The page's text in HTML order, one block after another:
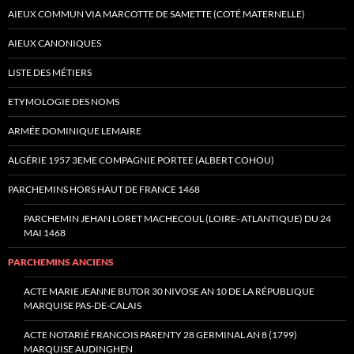
AIEUX COMMUN VIA MARCOTTE DE SAMETTE (COTÉ MATERNELLE)
AIEUX CANONIQUES
LISTE DES MÉTIERS
ETYMOLOGIE DES NOMS
ARMÉE DOMINIQUE LEMAIRE
ALGÉRIE 1957 3EME COMPAGNIE PORTEE (ALBERT COHOU)
PARCHEMINS HORS HAUT DE FRANCE 1468
PARCHEMIN JEHAN LORET MACHECOUL (LOIRE- ATLANTIQUE) DU 24
MAI 1468
PARCHEMINS ANCIENS
ACTE MARIE JEANNE BUTOR 30 NIVOSE AN 10 DE LA RÉPUBLIQUE
MARQUISE PAS-DE-CALAIS
ACTE NOTARIÉ FRANCOIS PARENTY 28 GERMINAL AN 8 (1799)
MARQUISE AUDINGHEN